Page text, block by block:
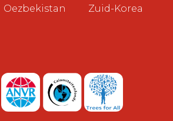
Oezbekistan Zuid-Korea